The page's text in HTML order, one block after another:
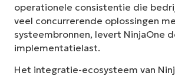
operationele consistentie die
veel concurrerende oplossingen
systeembronnen, levert NinjaOne
implementatielast.
Het integratie-ecosysteem van